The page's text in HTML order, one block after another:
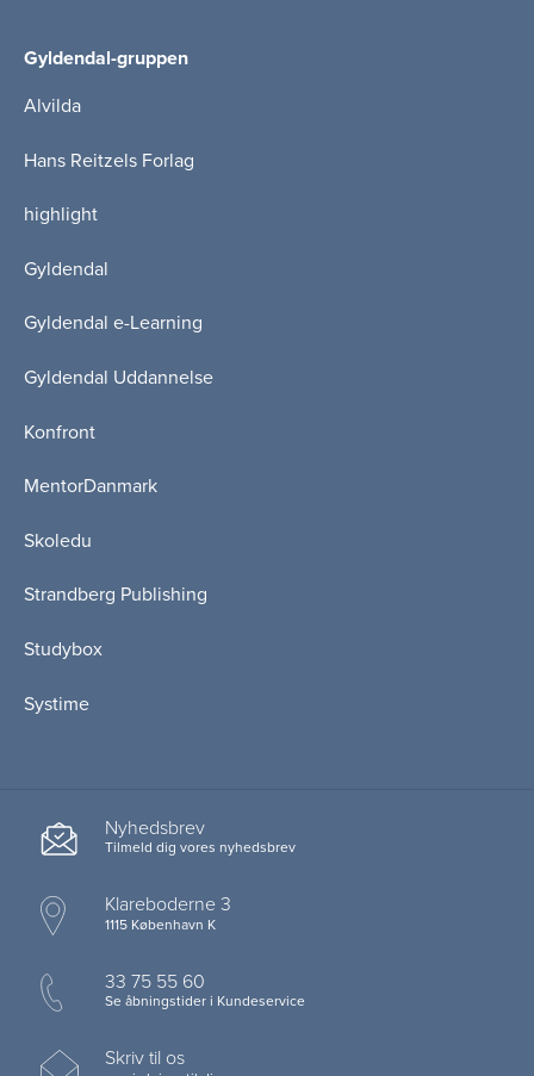
Gyldendal-gruppen
Alvilda
Hans Reitzels Forlag
highlight
Gyldendal
Gyldendal e-Learning
Gyldendal Uddannelse
Konfront
MentorDanmark
Skoledu
Strandberg Publishing
Studybox
Systime
Nyhedsbrev
Tilmeld dig vores nyhedsbrev
Klareboderne 3
1115 København K
33 75 55 60
Se åbningstider i Kundeservice
Skriv til os